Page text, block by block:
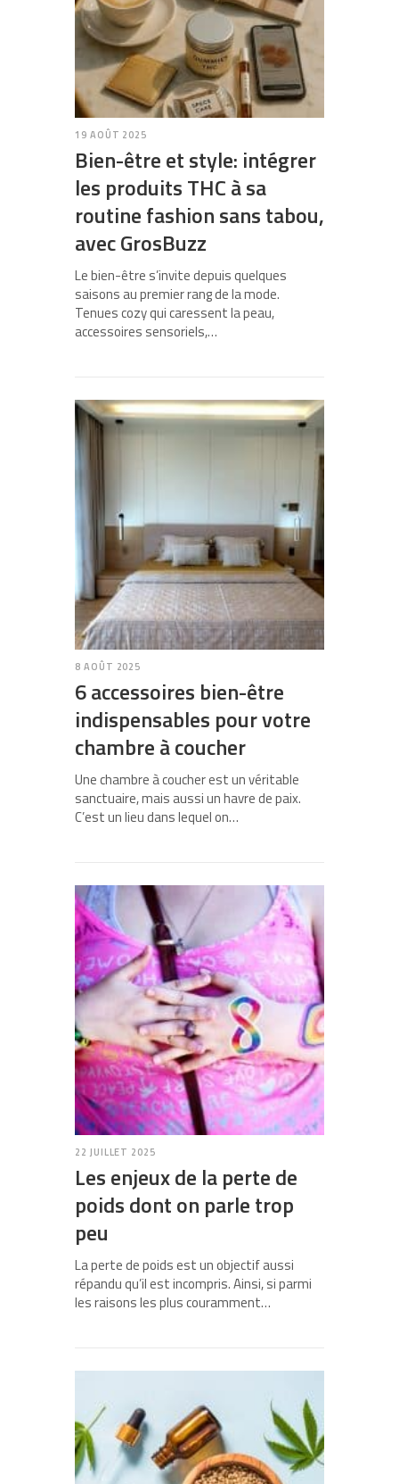
19 AOÛT 2025
Bien-être et style: intégrer
les produits THC à sa
routine fashion sans tabou,
avec GrosBuzz
Le bien-être s’invite depuis quelques
saisons au premier rang de la mode.
Tenues cozy qui caressent la peau,
accessoires sensoriels,…
8 AOÛT 2025
6 accessoires bien-être
indispensables pour votre
chambre à coucher
Une chambre à coucher est un véritable
sanctuaire, mais aussi un havre de paix.
C’est un lieu dans lequel on…
22 JUILLET 2025
Les enjeux de la perte de
poids dont on parle trop
peu
La perte de poids est un objectif aussi
répandu qu’il est incompris. Ainsi, si parmi
les raisons les plus couramment…